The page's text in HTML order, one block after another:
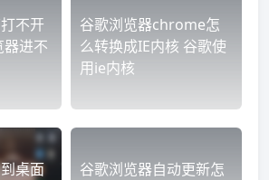
不开
器进不
谷歌浏览器chrome怎
么转换成IE内核 谷歌使
用ie内核
桌面
谷歌浏览器自动更新怎